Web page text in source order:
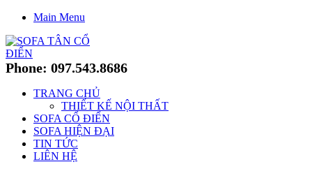
Main Menu
Phone: 097.543.8686
TRANG CHỦ
THIẾT KẾ NỘI THẤT
SOFA CỔ ĐIỂN
SOFA HIỆN ĐẠI
TIN TỨC
LIÊN HỆ